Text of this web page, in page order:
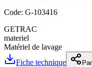
Code: G-103416
GETRAC
materiel
Matériel de lavage
Fiche technique